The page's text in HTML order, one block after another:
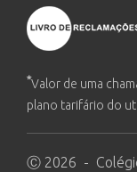
*Valor de uma
plano tarifário do
Ⓒ 2026 -